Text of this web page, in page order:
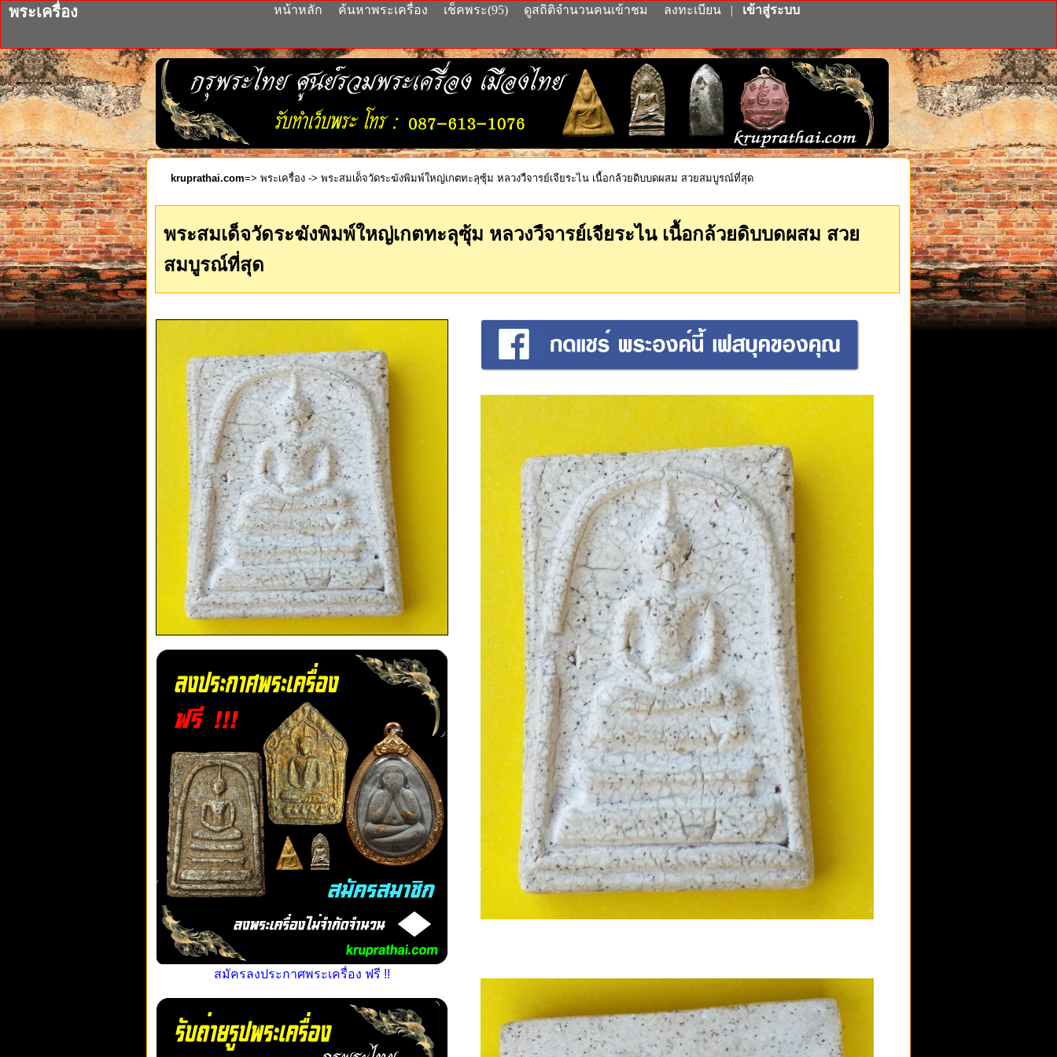
พระเครื่อง หน้าหลัก ค้นหาพระเครื่อง เช็คพระ(95) ดูสถิติจำนวนคนเข้าชม ลงทะเบียน | เข้าสู่ระบบ
kruprathai.com=> พระเครื่อง -> พระสมเด็จวัดระฆังพิมพ์ใหญ่เกตทะลุซุ้ม หลวงวืจารย์เจียระไน เนื้อกล้วยดิบบดผสม สวยสมบูรณ์ที่สุด
พระสมเด็จวัดระฆังพิมพ์ใหญ่เกตทะลุซุ้ม หลวงวืจารย์เจียระไน เนื้อกล้วยดิบบดผสม สวย
สมบูรณ์ที่สุด
สมัครลงประกาศพระเครื่อง ฟรี !!